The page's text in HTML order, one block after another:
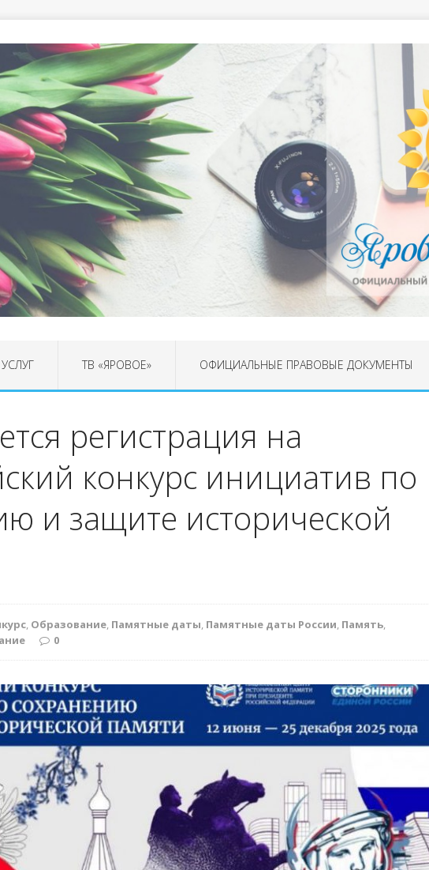
ТВ «ЯРОВОЕ» ОФИЦИАЛЬНЫЕ ПРАВОВЫЕ ДОКУМЕНТЫ
регистрация на
конкурс инициатив по
и защите исторической
, Образование, Памятные даты, Памятные даты России, Память,
0